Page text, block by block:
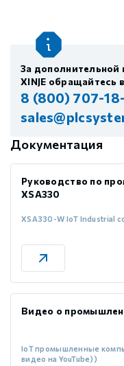
За
XINJE
8 (800) 707-
Документация
Руководство по
XSA330
XSA330-W IoT Industrial
Видео о
IoT промышленные
видео на YouTube))